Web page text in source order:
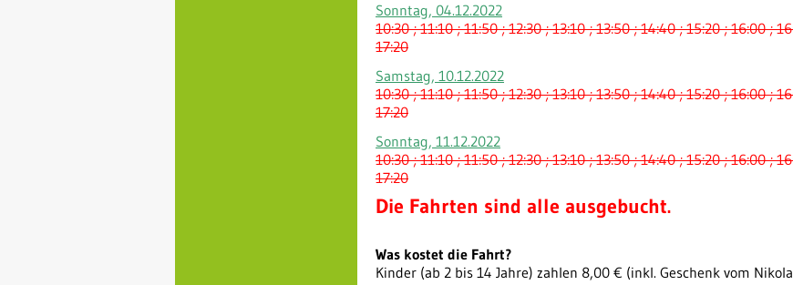
Sonntag, 04.12.2022
10:30 ; 11:10; 11:50; 12:30 ; 13:10 ; 13:50 ; 14:40 ; 15:20 ; 16:00 ;
17:20
Samstag, 10.12.2022
10:30 ;11:10 ; 11:50; 12:30 ;13:10 ; 13:50 ; 14:40 ; 15:20 ; 16:00 ;
17:20
Sonntag, 11.12.2022
10:30 ; 11:10 ; 11:50 ; 12:30 ; 13:10 ; 13:50 ; 14:40 ; 15:20 ; 16:00 ;
17:20
Die Fahrten sind alle ausgebucht.
Was kostet die Fahrt?
Kinder (ab 2 bis 14 Jahre) zahlen 8,00 € (inkl. Geschenk vom